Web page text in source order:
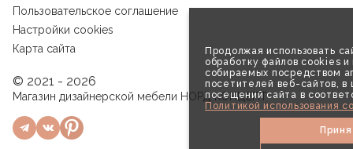
Продолжая использовать
обработку файлов cookies и
собираемых посредством
посетителей веб-сайтов, в
посещений сайта в
Политикой использования
Пользовательское соглашение
Настройки cookies
Карта сайта
© 2021 - 2026
Магазин дизайнерской мебели НОРД КОНЦЕПТ